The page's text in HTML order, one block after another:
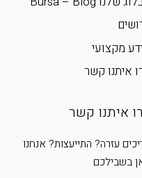
מקצועי
איתנו קשר
איתנו קשר
עזרה? התייעצות? אנחנו
בשבילכם